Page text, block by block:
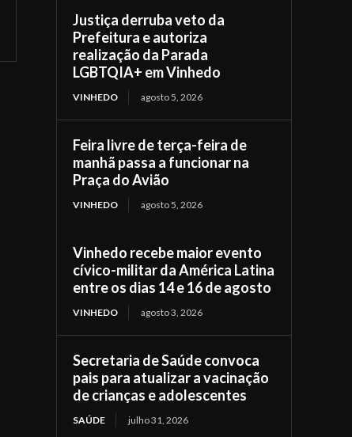
Justiça derruba veto da
Prefeitura e autoriza
realização da Parada
LGBTQIA+ em Vinhedo
VINHEDO agosto 5, 2026
Feira livre de terça-feira de
manhã passa a funcionar na
Praça do Avião
VINHEDO agosto 5, 2026
Vinhedo recebe maior evento
cívico-militar da América Latina
entre os dias 14 e 16 de agosto
VINHEDO agosto 3, 2026
Secretaria de Saúde convoca
pais para atualizar a vacinação
de crianças e adolescentes
SAÚDE julho 31, 2026